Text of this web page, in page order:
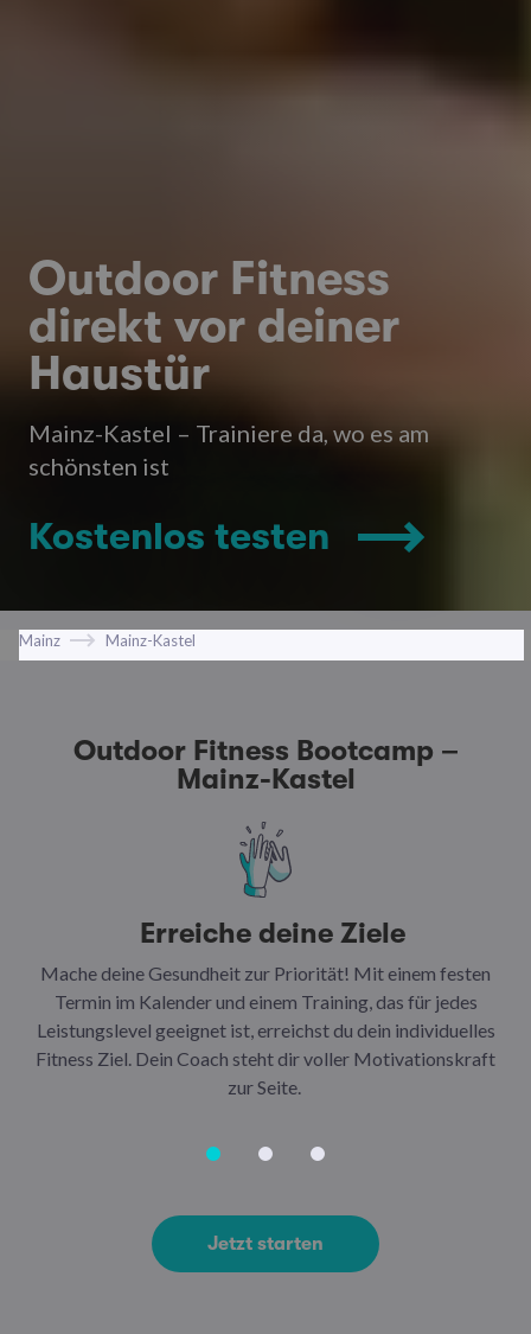
Outdoor Fitness
direkt vor deiner
Haustür
Mainz-Kastel – Trainiere da, wo es am
schönsten ist
Kostenlos testen
Mainz Mainz-Kastel
Outdoor Fitness Bootcamp –
Mainz-Kastel
Erreiche deine Ziele
Mache deine Gesundheit zur Priorität! Mit einem festen
Termin im Kalender und einem Training, das für jedes
Leistungslevel geeignet ist, erreichst du dein individuelles
Fitness Ziel. Dein Coach steht dir voller Motivationskraft
zur Seite.
Jetzt starten